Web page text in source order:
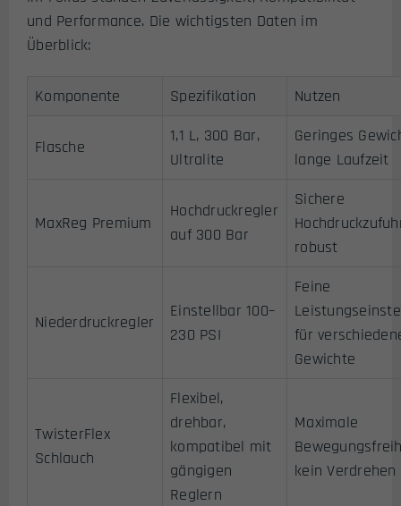
und Performance. Die wichtigsten Daten im
Überblick:
Komponente Spezifikation Nutzen
Flasche
1,1 L, 300 Bar,
Ultralite
Geringes
lange Laufzeit
MaxReg Premium
Hochdruckregler
auf 300 Bar
Sichere
robust
Niederdruckregler
Einstellbar 100–
230 PSI
Feine
für
Gewichte
TwisterFlex
Schlauch
Flexibel,
drehbar,
kompatibel mit
gängigen
Reglern
Maximale
kein Verdrehen